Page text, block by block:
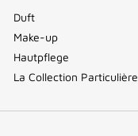
Duft
Make-up
Hautpflege
La Collection Particulière